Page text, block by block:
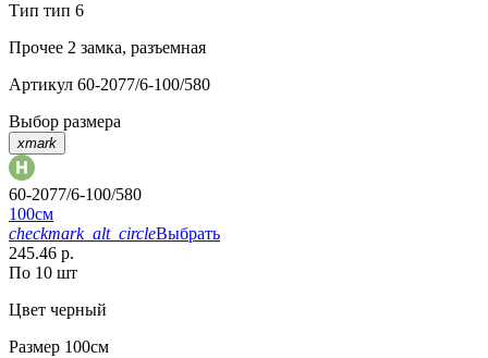
Тип тип 6
Прочее 2 замка, разъемная
Артикул 60-2077/6-100/580
Выбор размера
xmark
60-2077/6-100/580
100см
checkmark_alt_circleВыбрать
245.46 р.
По 10 шт
Цвет черный
Размер 100см